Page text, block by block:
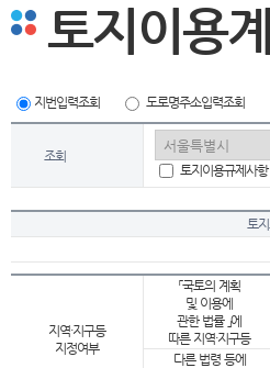
토지이용
지번입력조회 도로명주소입력조회
조회
토지이용규제사
토
지역·지구등
지정여부
「국토의 계획
및 이용에
관한 법률 」에
따른 지역·지구등
다른 법령 등에